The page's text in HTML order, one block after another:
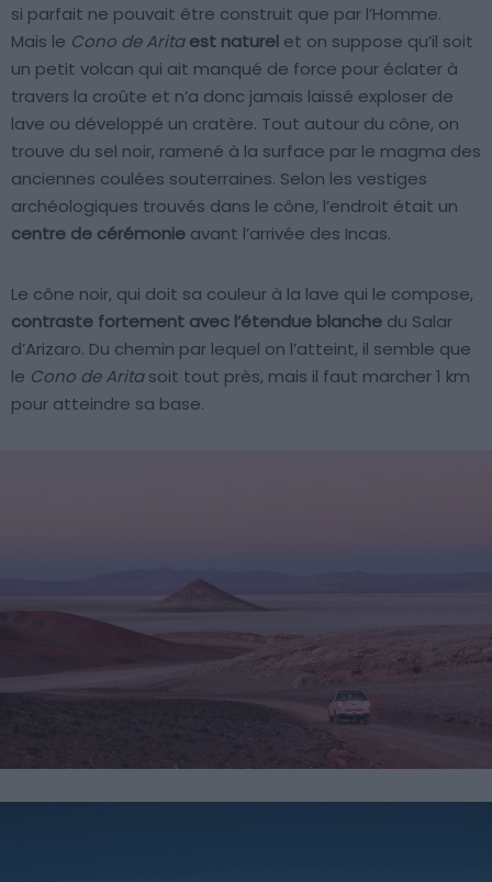
si parfait ne pouvait être construit que par l’Homme.
Mais le Cono de Arita est naturel et on suppose qu’il soit
un petit volcan qui ait manqué de force pour éclater à
travers la croûte et n’a donc jamais laissé exploser de
lave ou développé un cratère. Tout autour du cône, on
trouve du sel noir, ramené à la surface par le magma des
anciennes coulées souterraines. Selon les vestiges
archéologiques trouvés dans le cône, l’endroit était un
centre de cérémonie avant l’arrivée des Incas.
Le cône noir, qui doit sa couleur à la lave qui le compose,
contraste fortement avec l’étendue blanche du Salar
d’Arizaro. Du chemin par lequel on l’atteint, il semble que
le Cono de Aritasoit tout près, mais il faut marcher 1 km
pour atteindre sa base.